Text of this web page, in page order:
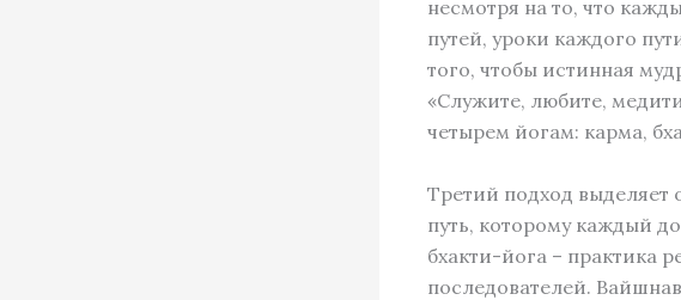
несмотря на то, что
путей, уроки каждого
того, чтобы истинная
«Служите, любите,
четырем йогам: карма,
Третий подход выделяет
путь, которому каждый
бхакти-йога – практика
последователей.